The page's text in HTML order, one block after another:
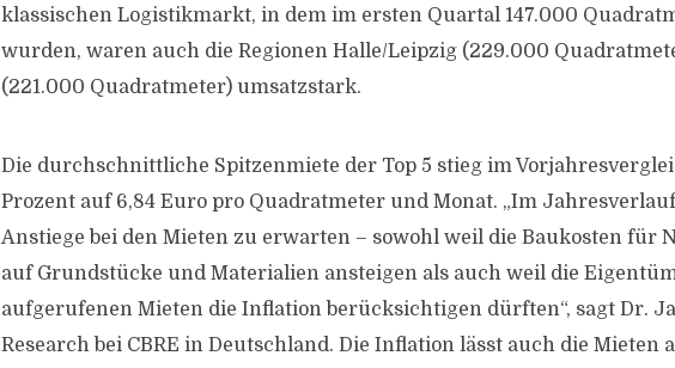
klassischen Logistikmarkt, in dem im ersten Quartal 147.000
wurden, waren auch die Regionen Halle/Leipzig (229.000
(221.000 Quadratmeter) umsatzstark.
Die durchschnittliche Spitzenmiete der Top 5 stieg im
Prozent auf 6,84 Euro pro Quadratmeter und Monat. „Im
Anstiege bei den Mieten zu erwarten – sowohl weil die Baukosten für
auf Grundstücke und Materialien ansteigen als auch weil die
aufgerufenen Mieten die Inflation berücksichtigen dürften“, sagt Dr.
Research bei CBRE in Deutschland. Die Inflation lässt auch die Mieten